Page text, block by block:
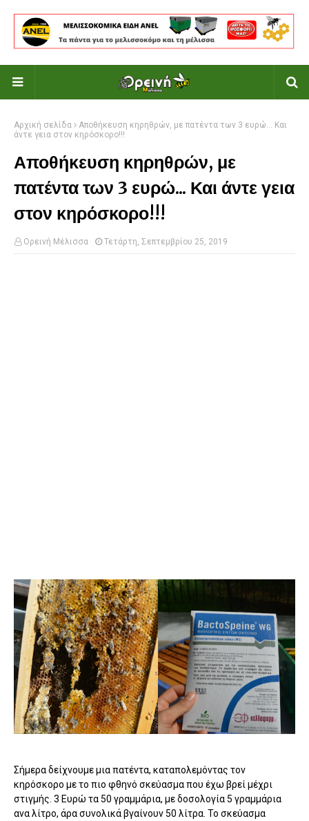
Αρχική σελίδα
Αποθήκευση κηρηθρών, με πατέντα των 3 ευρώ... Και
άντε γεια στον κηρόσκορο!!!
Αποθήκευση κηρηθρών, με
πατέντα των 3 ευρώ... Και άντε γεια
στον κηρόσκορο!!!
Ορεινή Μέλισσα Τετάρτη, Σεπτεμβρίου 25, 2019
Σήμερα δείχνουμε μια πατέντα, καταπολεμόντας τον
κηρόσκορο με το πιο φθηνό σκεύασμα που έχω βρεί μέχρι
στιγμής. 3 Ευρώ τα 50 γραμμάρια, με δοσολογία 5 γραμμάρια
ανα λίτρο, άρα συνολικά βγαίνουν 50 λίτρα. Το σκεύασμα